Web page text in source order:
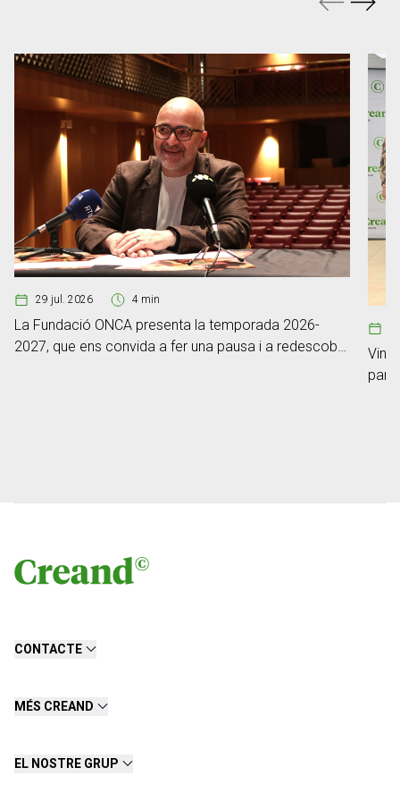
29 jul. 2026 4 min
La Fundació ONCA presenta la temporada 2026-
2027, que ens convida a fer una pausa i a redescobrir
Vint-
CONTACTE
MÉS CREAND
EL NOSTRE GRUP